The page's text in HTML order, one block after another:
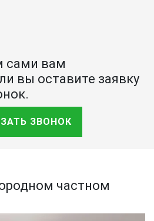
сами вам
вы оставите заявку
ЗВОНОК
частном